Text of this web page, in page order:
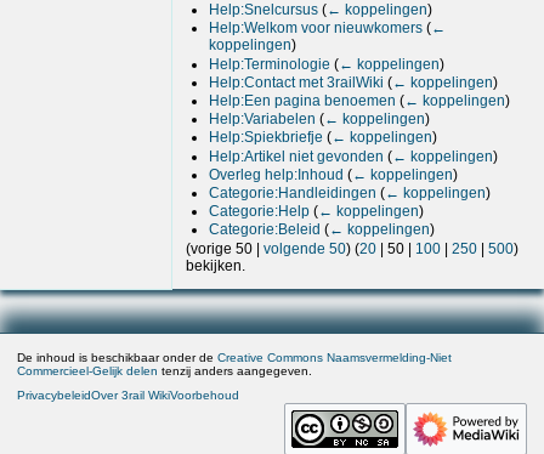
Help:Snelcursus (← koppelingen)
Help:Welkom voor nieuwkomers (←
koppelingen)
Help:Terminologie (← koppelingen)
Help:Contact met 3railWiki (← koppelingen)
Help:Een pagina benoemen (← koppelingen)
Help:Variabelen (← koppelingen)
Help:Spiekbriefje (← koppelingen)
Help:Artikel niet gevonden (← koppelingen)
Overleg help:Inhoud (← koppelingen)
Categorie:Handleidingen (← koppelingen)
Categorie:Help (← koppelingen)
Categorie:Beleid (← koppelingen)
(vorige 50| volgende 50) (20| 50| 100| 250| 500)
bekijken.
De inhoud is beschikbaar onder deCreative Commons Naamsvermelding-Niet
Commercieel-Gelijk delen tenzij anders aangegeven.
PrivacybeleidOver 3rail WikiVoorbehoud